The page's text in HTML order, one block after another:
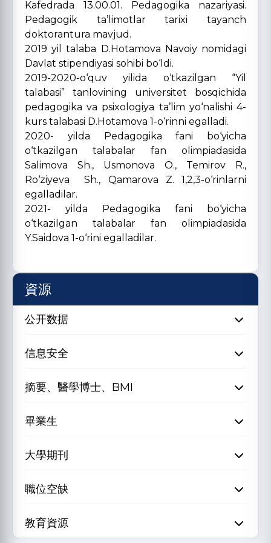
Kafedrada 13.00.01. Pedagogika nazariyasi.
Pedagogik ta’limotlar tarixi tayanch
doktorantura mavjud.
2019 yil talaba D.Hotamova Navoiy nomidagi
Davlat stipendiyasi sohibi bo‘ldi.
2019-2020-o‘quv yilida o‘tkazilgan “Yil
talabasi” tanlovining universitet bosqichida
pedagogika va psixologiya ta’lim yo‘nalishi 4-
kurs talabasi D.Hotamova 1-o‘rinni egalladi.
2020- yilda Pedagogika fani bo‘yicha
o‘tkazilgan talabalar fan olimpiadasida
Salimova Sh., Usmonova O., Temirov R.,
Ro‘ziyeva Sh., Qamarova Z. 1,2,3-o‘rinlarni
egalladilar.
2021- yilda Pedagogika fani bo‘yicha
o‘tkazilgan talabalar fan olimpiadasida
Y.Saidova 1-o‘rini egalladilar.
資源
公开数据
信息安全
摘要、醫學博士、BMI
畢業生
大學期刊
職位空缺
教育資源